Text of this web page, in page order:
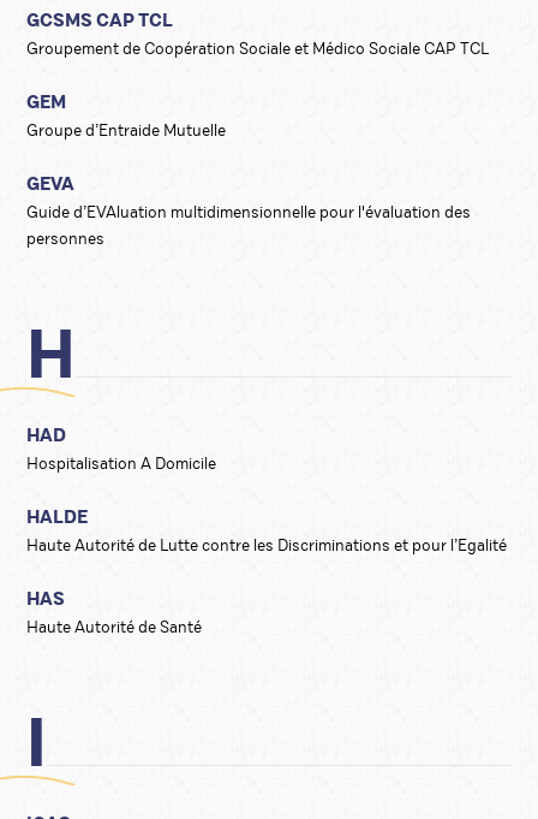
GCSMS CAP TCL
Groupement de Coopération Sociale et Médico Sociale CAP TCL
GEM
Groupe d’Entraide Mutuelle
GEVA
Guide d’EVAluation multidimensionnelle pour l'évaluation des
personnes
H
HAD
Hospitalisation A Domicile
HALDE
Haute Autorité de Lutte contre les Discriminations et pour l’Egalité
HAS
Haute Autorité de Santé
I